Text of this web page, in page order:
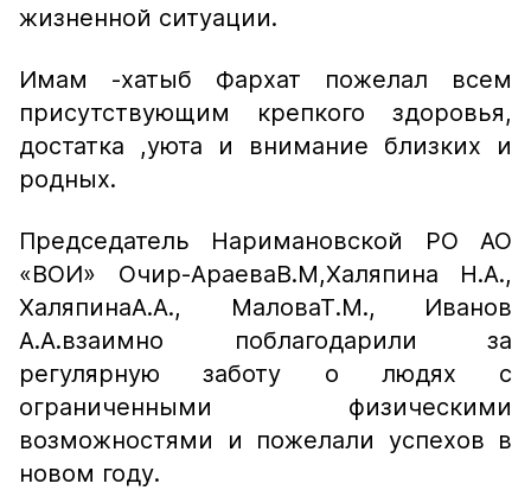
жизненной ситуации.
Имам -хатыб Фархат пожелал всем
присутствующим крепкого здоровья,
достатка ,уюта и внимание близких и
родных.
Председатель Наримановской РО АО
«ВОИ» Очир-АраеваВ.М,Халяпина Н.А.,
ХаляпинаА.А., МаловаТ.М., Иванов
А.А.взаимно поблагодарили за
регулярную заботу о людях с
ограниченными физическими
возможностями и пожелали успехов в
новом году.